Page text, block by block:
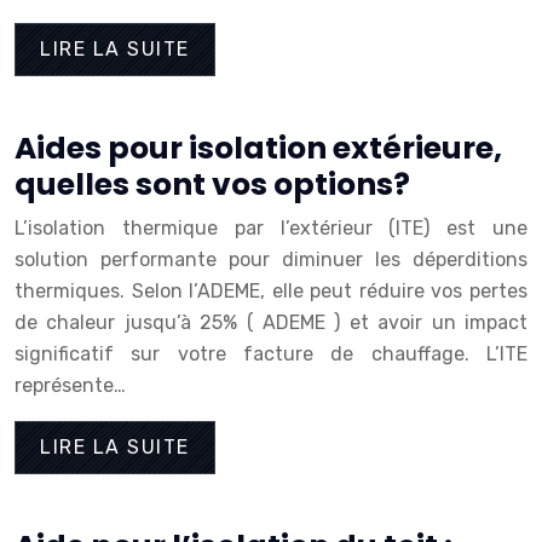
LIRE LA SUITE
Aides pour isolation extérieure,
quelles sont vos options?
L’isolation thermique par l’extérieur (ITE) est une
solution performante pour diminuer les déperditions
thermiques. Selon l’ADEME, elle peut réduire vos pertes
de chaleur jusqu’à 25% ( ADEME ) et avoir un impact
significatif sur votre facture de chauffage. L’ITE
représente…
LIRE LA SUITE